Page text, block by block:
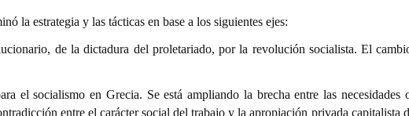
la estrategia y las tácticas en base a los siguientes ejes:
de la dictadura del proletariado, por la revolución socialista. El
socialismo en Grecia. Se está ampliando la brecha entre las necesidades
entre el carácter social del trabajo y la apropiación privada capitalista